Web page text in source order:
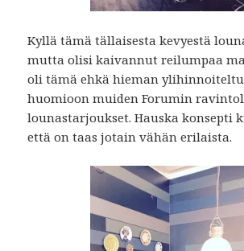
Kyllä tämä tällaisesta kevyestä
mutta olisi kaivannut reilumpaa
oli tämä ehkä hieman
huomioon muiden Forumin
lounastarjoukset. Hauska konsepti
että on taas jotain vähän erilaista.